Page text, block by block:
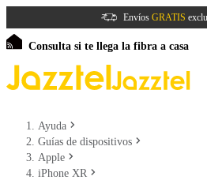
Envíos GRATIS
Consulta si te llega la fibra a casa
Ayuda
Guías de dispositivos
Apple
iPhone XR